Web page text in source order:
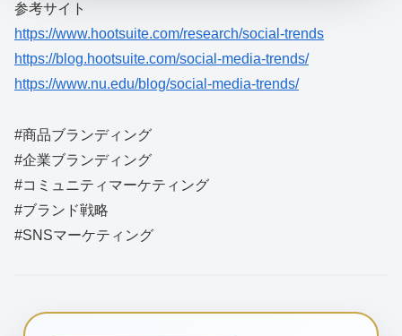
参考サイト
https://www.hootsuite.com/research/social-trends
https://blog.hootsuite.com/social-media-trends/
https://www.nu.edu/blog/social-media-trends/
#商品ブランディング
#企業ブランディング
#コミュニティマーケティング
#ブランド戦略
#SNSマーケティング